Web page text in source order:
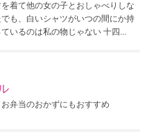
着て他の女の子とおしゃべりしな
も、白いシャツがいつの間にか持
いるのは私の物じゃない 十四...
弁当のおかずにもおすすめ